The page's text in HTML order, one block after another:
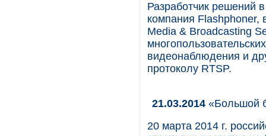
Разработчик решений
компания Flashphoner,
Media & Broadcasting
видеонаблюдения и
протоколу RTSP.
21.03.2014 «Большой
20 марта 2014 г.